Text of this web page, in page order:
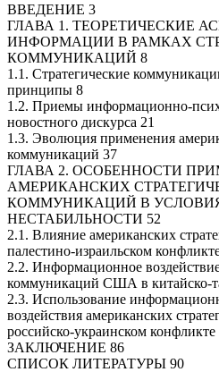
ВВЕДЕНИЕ 3
ГЛАВА 1. ТЕОРЕТИЧЕСКИЕ
ИНФОРМАЦИИ В РАМКАХ
КОММУНИКАЦИЙ 8
1.1. Стратегические
принципы 8
1.2. Приемы информационно-
новостного дискурса 21
1.3. Эволюция применения
коммуникаций 37
ГЛАВА 2. ОСОБЕННОСТИ
АМЕРИКАНСКИХ
КОММУНИКАЦИЙ В
НЕСТАБИЛЬНОСТИ 52
2.1. Влияние американских
палестино-израильском
2.2. Информационное
коммуникаций США в китайско-
2.3. Использование
воздействия американских
российско-украинском конфликте
ЗАКЛЮЧЕНИЕ 86
СПИСОК ЛИТЕРАТУРЫ 90